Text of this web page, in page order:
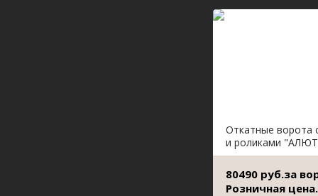
Откатные ворота
и роликами
80490 руб.за
Розничная цена.